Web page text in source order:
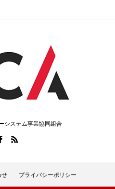
システム事業協同組合
せ プライバシーポリシー